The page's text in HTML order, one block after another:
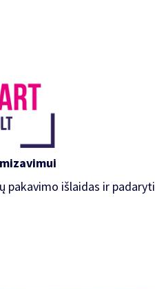
pakavimo išlaidas ir padaryti